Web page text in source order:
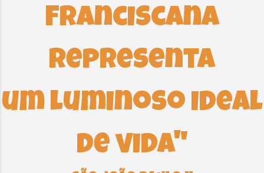
Franciscana
representa
um luminoso ideal
de vida"